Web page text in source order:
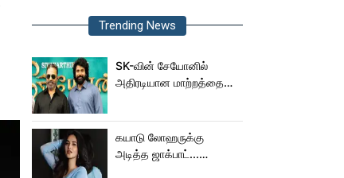
Trending News
SK-வின் சேயோனில்
அதிரடியான மாற்றத்தை
கயாடு லோஹருக்கு
அடித்த ஜாக்பாட்...